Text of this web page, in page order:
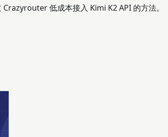
低成本接入 Kimi K2 API 的方法。